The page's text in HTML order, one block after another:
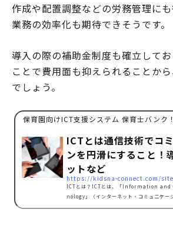
作成や配置調整などの労務管理にも
業務の効率化も期待できそうです。
導入の際の補助金制度も確立して
ことで費用面も抑えられることか
でしょう。
保育園向けICT支援システム 保育士バンク
ICTとは通信技術でコ
ンを円滑にすること！
ットなど
ICTとは？ICTとは、「Information
nology」（インターネット・コミュ二ケー
略でパソコンやスマートフォン、タブレッ